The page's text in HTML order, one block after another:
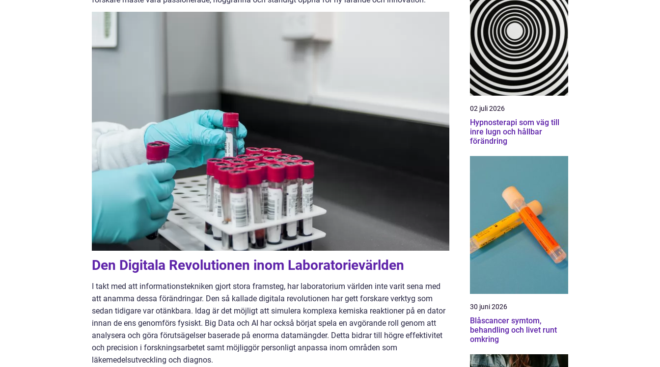
Den Digitala Revolutionen inom Laboratorievärlden
I takt med att informationstekniken gjort stora framsteg, har laboratorium världen inte varit sena med
att anamma dessa förändringar. Den så kallade digitala revolutionen har gett forskare verktyg som
sedan tidigare var otänkbara. Idag är det möjligt att simulera komplexa kemiska reaktioner på en dator
innan de ens genomförs fysiskt. Big Data och AI har också börjat spela en avgörande roll genom att
analysera och göra förutsägelser baserade på enorma datamängder. Detta bidrar till högre effektivitet
och precision i forskningsarbetet samt möjliggör personligt anpassa inom områden som
läkemedelsutveckling och diagnos.
02 juli 2026
Hypnosterapi som väg till
inre lugn och hållbar
förändring
30 juni 2026
Blåscancer symtom,
behandling och livet runt
omkring